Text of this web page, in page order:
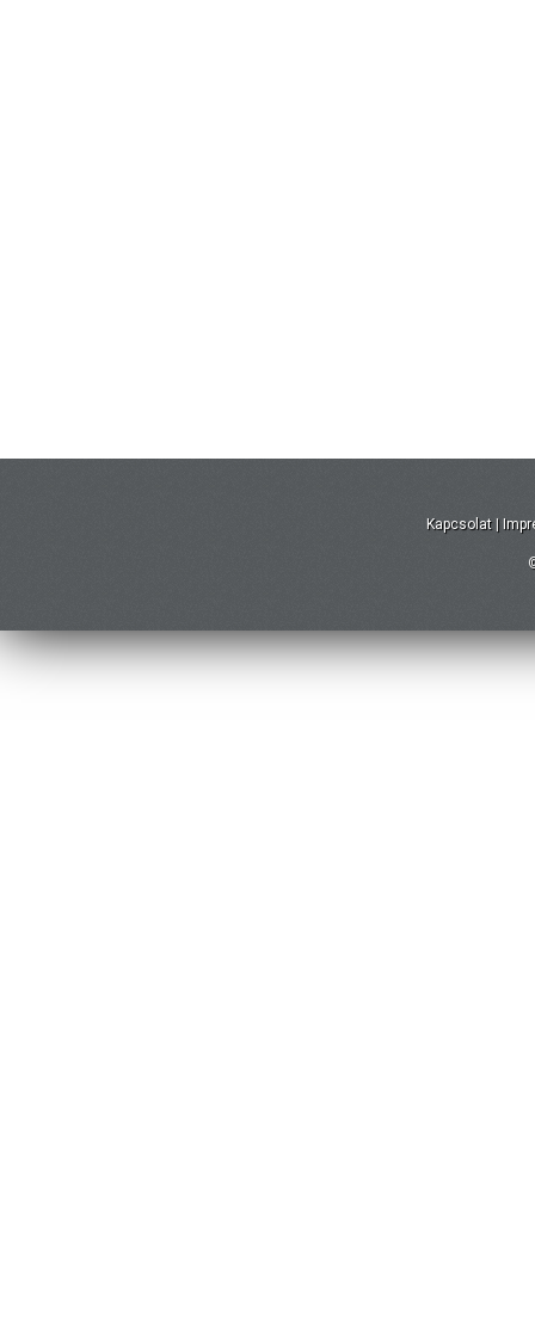
Kapcsolat |